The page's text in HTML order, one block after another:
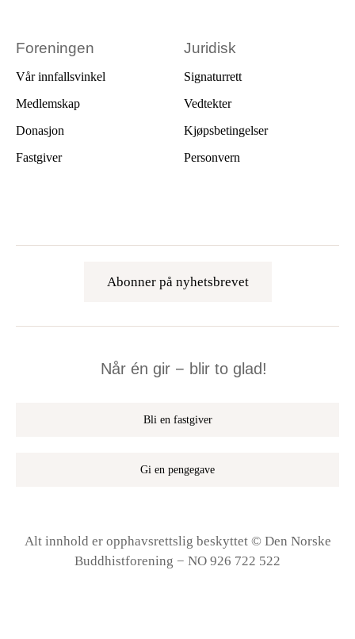
Foreningen
Vår innfallsvinkel
Medlemskap
Donasjon
Fastgiver
Juridisk
Signaturrett
Vedtekter
Kjøpsbetingelser
Personvern
Abonner på nyhetsbrevet
Når én gir − blir to glad!
Bli en fastgiver
Gi en pengegave
Alt innhold er opphavsrettslig beskyttet © Den Norske
Buddhistforening − NO 926 722 522